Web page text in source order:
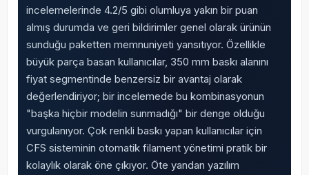
incelemelerinde 4.2/5 gibi olumluya yakın bir puan
almış durumda ve geri bildirimler genel olarak ürünün
sunduğu paketten memnuniyeti yansıtıyor. Özellikle
büyük parça basan kullanıcılar, 350 mm baskı alanını
fiyat segmentinde benzersiz bir avantaj olarak
değerlendiriyor; bir incelemede bu kombinasyonun
"başka hiçbir modelin sunmadığı" bir denge olduğu
vurgulanıyor. Çok renkli baskı yapan kullanıcılar için
CFS sisteminin otomatik filament yönetimi pratik bir
kolaylık olarak öne çıkıyor. Öte yandan yazılım